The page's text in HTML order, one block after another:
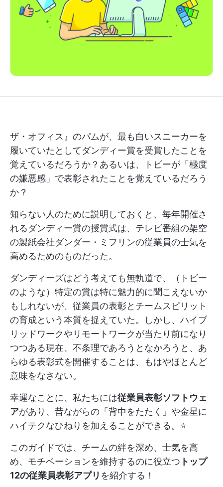
ザ・オフィス』のパムが、最も白いスニーカーを
履いていたとしてダンディー賞を受賞したことを
覚えているだろうか？あるいは、トビーが「極度
の嫌悪感」で表彰されたことを覚えているだろう
か？
知らない人のために説明しておくと、毎年開催さ
れるダンディー賞の授賞式は、テレビ番組の架空
の製紙会社ダンダー・ミフリンの従業員の士気を
高めるためのものだった。
ダンディーズはどう考えても無軌道で、（トビー
のような）特定の賞は特に魅力的に聞こえないか
もしれないが、従業員の表彰とチームスピリット
の育成という本質を捉えていた。しかし、ハイブ
リッドワークやリモートワークが当たり前になり
つつある現在、不条理であろうとなかろうと、あ
らゆる表彰式を開催することは、もはやほとんど
意味をなさない。
幸運なことに、私たちには従業員表彰ソフトウェ
アがあり、昔ながらの「背中をたたく」や金星に
ハイテクなひねりを加えることができる。⭐️
このガイドでは、チームの絆を深め、士気を高
め、モチベーションを維持するのに役立つ トップ
12の従業員表彰アプリ を紹介する！